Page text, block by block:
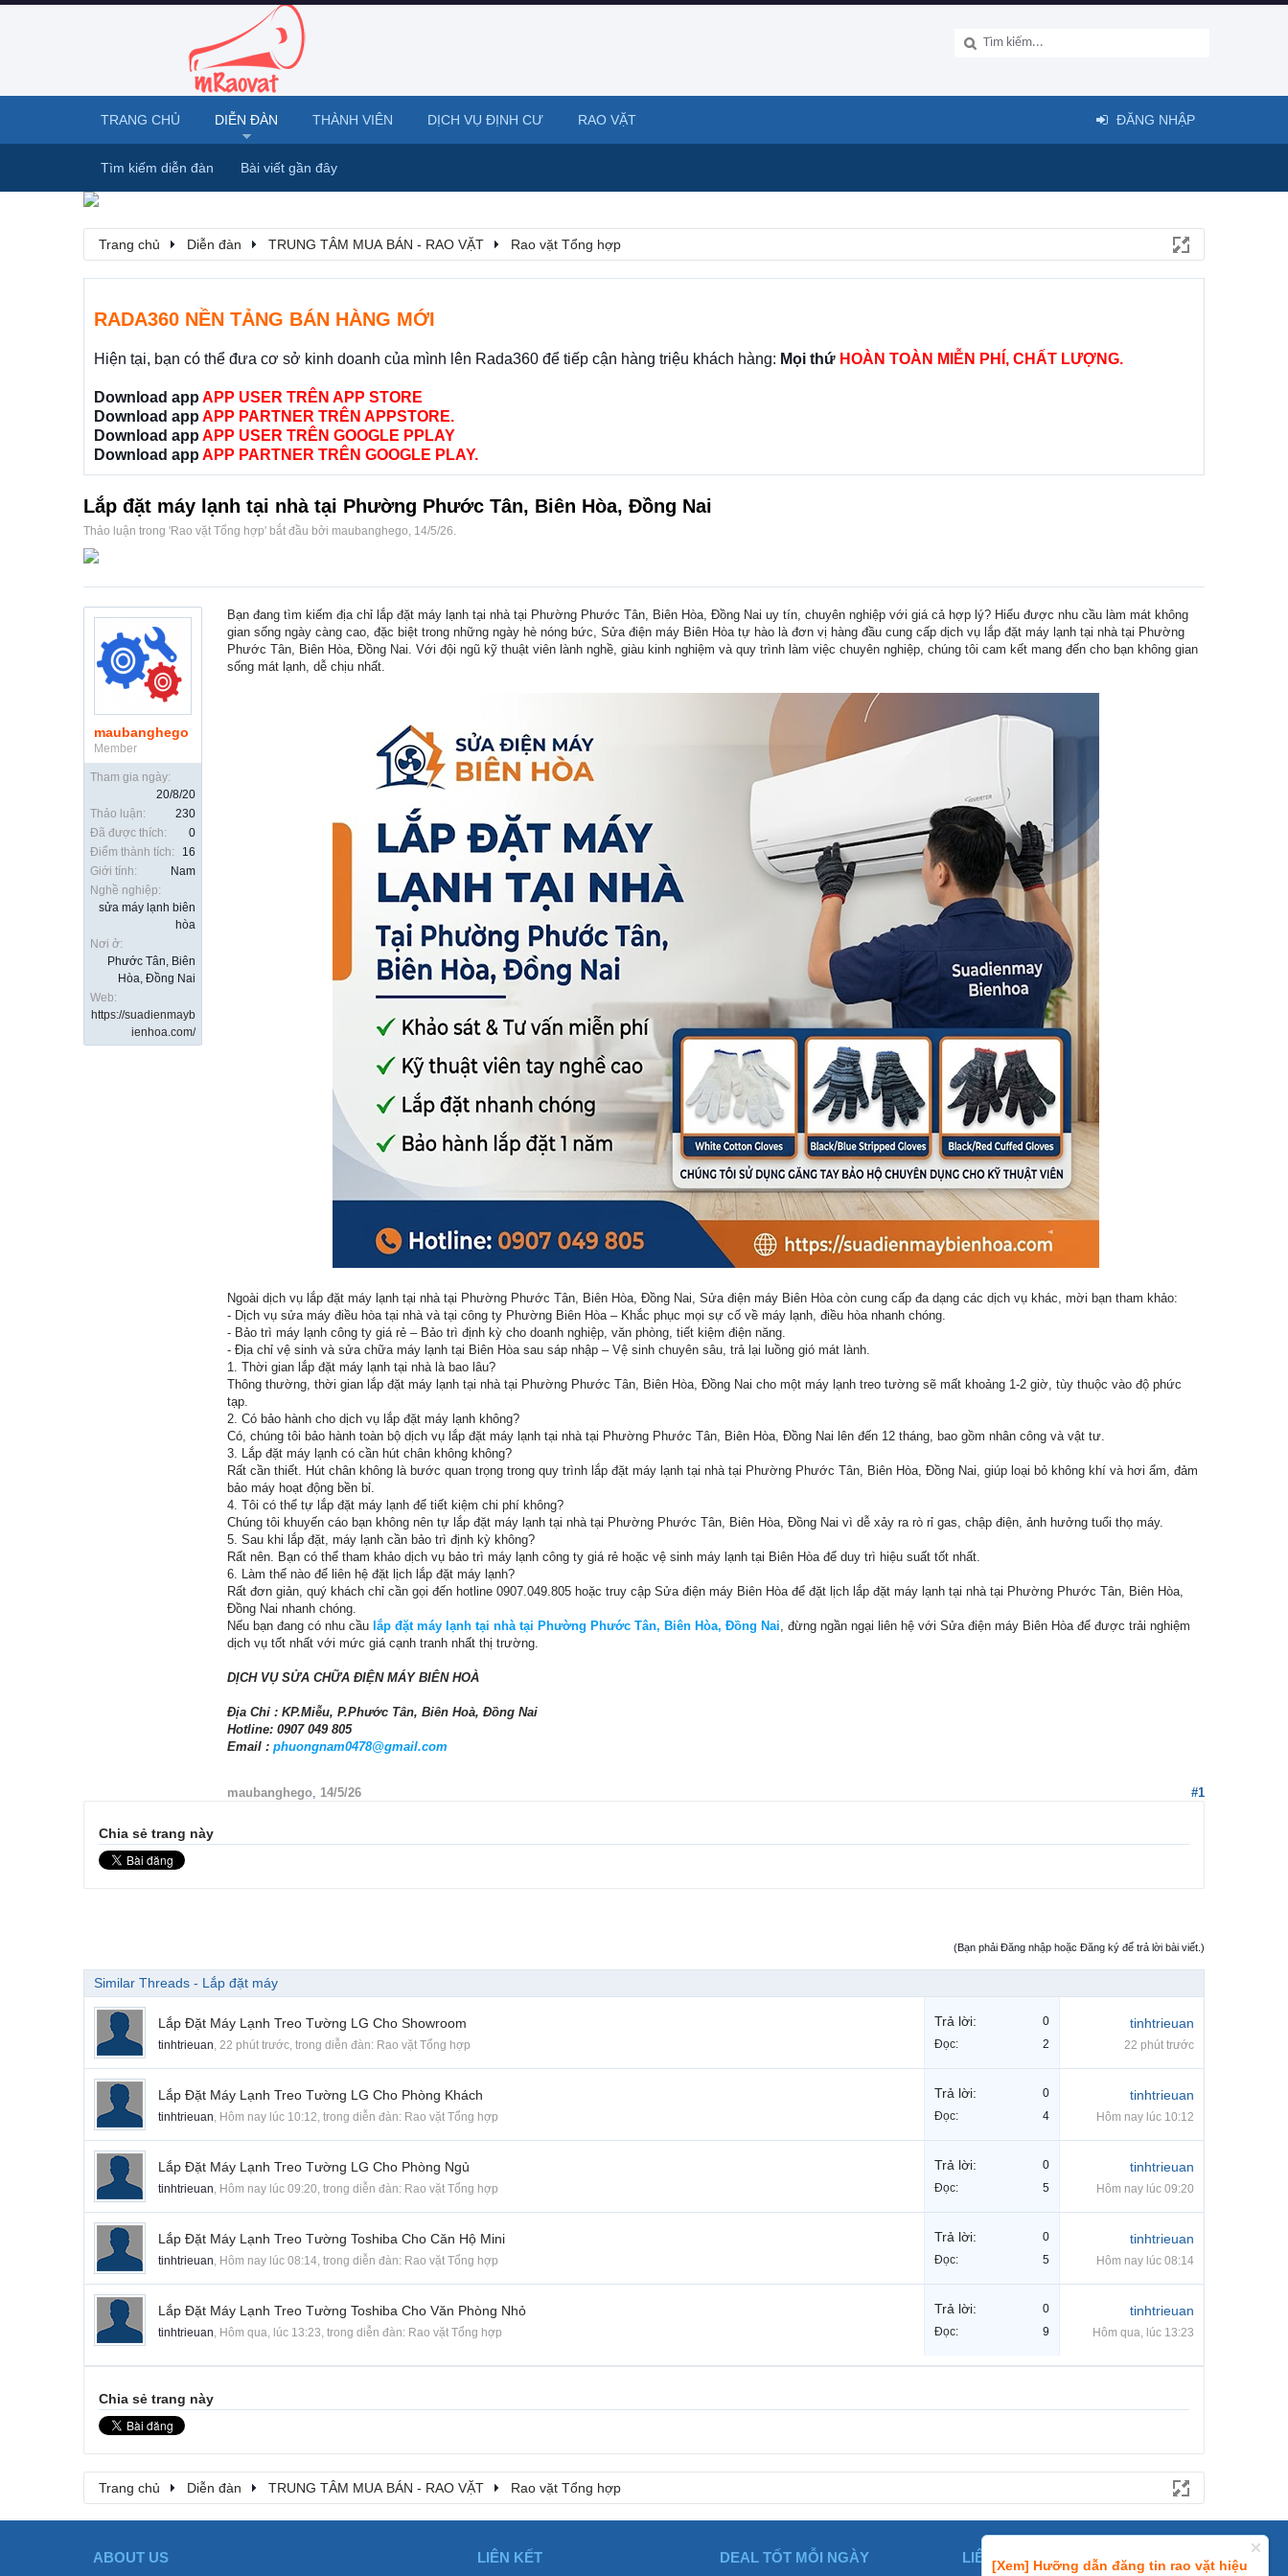
Trang chủ Diễn đàn TRUNG TÂM MUA BÁN - RAO VẶT Rao vặt Tổng hợp
RADA360 NỀN TẢNG BÁN HÀNG MỚI
Hiện tại, bạn có thể đưa cơ sở kinh doanh của mình lên Rada360 để tiếp cận hàng triệu khách hàng: Mọi thứ HOÀN TOÀN MIỄN PHÍ, CHẤT LƯỢNG.
Download app APP USER TRÊN APP STORE
Download app APP PARTNER TRÊN APPSTORE.
Download app APP USER TRÊN GOOGLE PPLAY
Download app APP PARTNER TRÊN GOOGLE PLAY.
[Xem] Hưỡng dẫn đăng tin rao vặt hiệu
Lắp đặt máy lạnh tại nhà tại Phường Phước Tân, Biên Hòa, Đồng Nai
Thảo luận trong 'Rao vặt Tổng hợp' bắt đầu bởi maubanghego, 14/5/26.
maubanghego
Member
Tham gia ngày:
20/8/20
Thảo luận:
230
Đã được thích:
0
Điểm thành tích:
16
Giới tính:
Nam
Nghề nghiệp:
sửa máy lạnh biên
hòa
Nơi ở:
Phước Tân, Biên
Hòa, Đồng Nai
Web:
https://suadienmayb
ienhoa.com/
Bạn đang tìm kiếm địa chỉ lắp đặt máy lạnh tại nhà tại Phường Phước Tân, Biên Hòa, Đồng Nai uy tín, chuyên nghiệp với giá cả hợp lý? Hiểu được nhu cầu làm mát không
gian sống ngày càng cao, đặc biệt trong những ngày hè nóng bức, Sửa điện máy Biên Hòa tự hào là đơn vị hàng đầu cung cấp dịch vụ lắp đặt máy lạnh tại nhà tại Phường
Phước Tân, Biên Hòa, Đồng Nai. Với đội ngũ kỹ thuật viên lành nghề, giàu kinh nghiệm và quy trình làm việc chuyên nghiệp, chúng tôi cam kết mang đến cho bạn không gian
sống mát lạnh, dễ chịu nhất.
Ngoài dịch vụ lắp đặt máy lạnh tại nhà tại Phường Phước Tân, Biên Hòa, Đồng Nai, Sửa điện máy Biên Hòa còn cung cấp đa dạng các dịch vụ khác, mời bạn tham khảo:
- Dịch vụ sửa máy điều hòa tại nhà và tại công ty Phường Biên Hòa – Khắc phục mọi sự cố về máy lạnh, điều hòa nhanh chóng.
- Bảo trì máy lạnh công ty giá rẻ – Bảo trì định kỳ cho doanh nghiệp, văn phòng, tiết kiệm điện năng.
- Địa chỉ vệ sinh và sửa chữa máy lạnh tại Biên Hòa sau sáp nhập – Vệ sinh chuyên sâu, trả lại luồng gió mát lành.
1. Thời gian lắp đặt máy lạnh tại nhà là bao lâu?
Thông thường, thời gian lắp đặt máy lạnh tại nhà tại Phường Phước Tân, Biên Hòa, Đồng Nai cho một máy lạnh treo tường sẽ mất khoảng 1-2 giờ, tùy thuộc vào độ phức
tạp.
2. Có bảo hành cho dịch vụ lắp đặt máy lạnh không?
Có, chúng tôi bảo hành toàn bộ dịch vụ lắp đặt máy lạnh tại nhà tại Phường Phước Tân, Biên Hòa, Đồng Nai lên đến 12 tháng, bao gồm nhân công và vật tư.
3. Lắp đặt máy lạnh có cần hút chân không không?
Rất cần thiết. Hút chân không là bước quan trọng trong quy trình lắp đặt máy lạnh tại nhà tại Phường Phước Tân, Biên Hòa, Đồng Nai, giúp loại bỏ không khí và hơi ẩm, đảm
bảo máy hoạt động bền bỉ.
4. Tôi có thể tự lắp đặt máy lạnh để tiết kiệm chi phí không?
Chúng tôi khuyến cáo bạn không nên tự lắp đặt máy lạnh tại nhà tại Phường Phước Tân, Biên Hòa, Đồng Nai vì dễ xảy ra rò rỉ gas, chập điện, ảnh hưởng tuổi thọ máy.
5. Sau khi lắp đặt, máy lạnh cần bảo trì định kỳ không?
Rất nên. Bạn có thể tham khảo dịch vụ bảo trì máy lạnh công ty giá rẻ hoặc vệ sinh máy lạnh tại Biên Hòa để duy trì hiệu suất tốt nhất.
6. Làm thế nào để liên hệ đặt lịch lắp đặt máy lạnh?
Rất đơn giản, quý khách chỉ cần gọi đến hotline 0907.049.805 hoặc truy cập Sửa điện máy Biên Hòa để đặt lịch lắp đặt máy lạnh tại nhà tại Phường Phước Tân, Biên Hòa,
Đồng Nai nhanh chóng.
Nếu bạn đang có nhu cầu lắp đặt máy lạnh tại nhà tại Phường Phước Tân, Biên Hòa, Đồng Nai, đừng ngần ngại liên hệ với Sửa điện máy Biên Hòa để được trải nghiệm
dịch vụ tốt nhất với mức giá cạnh tranh nhất thị trường.
DỊCH VỤ SỬA CHỮA ĐIỆN MÁY BIÊN HOÀ
Địa Chỉ : KP.Miễu, P.Phước Tân, Biên Hoà, Đồng Nai
Hotline: 0907 049 805
Email : phuongnam0478@gmail.com
maubanghego, 14/5/26 #1
Chia sẻ trang này
(Bạn phải Đăng nhập hoặc Đăng ký để trả lời bài viết.)
Similar Threads - Lắp đặt máy
Lắp Đặt Máy Lạnh Treo Tường LG Cho Showroom
tinhtrieuan, 22 phút trước, trong diễn đàn: Rao vặt Tổng hợp
Trả lời:
0
Đọc:
2
tinhtrieuan
22 phút trước
Lắp Đặt Máy Lạnh Treo Tường LG Cho Phòng Khách
tinhtrieuan, Hôm nay lúc 10:12, trong diễn đàn: Rao vặt Tổng hợp
Trả lời:
0
Đọc:
4
tinhtrieuan
Hôm nay lúc 10:12
Lắp Đặt Máy Lạnh Treo Tường LG Cho Phòng Ngủ
tinhtrieuan, Hôm nay lúc 09:20, trong diễn đàn: Rao vặt Tổng hợp
Trả lời:
0
Đọc:
5
tinhtrieuan
Hôm nay lúc 09:20
Lắp Đặt Máy Lạnh Treo Tường Toshiba Cho Căn Hộ Mini
tinhtrieuan, Hôm nay lúc 08:14, trong diễn đàn: Rao vặt Tổng hợp
Trả lời:
0
Đọc:
5
tinhtrieuan
Hôm nay lúc 08:14
Lắp Đặt Máy Lạnh Treo Tường Toshiba Cho Văn Phòng Nhỏ
tinhtrieuan, Hôm qua, lúc 13:23, trong diễn đàn: Rao vặt Tổng hợp
Trả lời:
0
Đọc:
9
tinhtrieuan
Hôm qua, lúc 13:23
Chia sẻ trang này
Trang chủ Diễn đàn TRUNG TÂM MUA BÁN - RAO VẶT Rao vặt Tổng hợp
TRANG CHỦ DIỄN ĐÀN
Tìm kiếm diễn đàn Bài viết gần đây
THÀNH VIÊN DỊCH VỤ ĐỊNH CƯ RAO VẶT ĐĂNG NHẬP
ABOUT US LIÊN KẾT DEAL TỐT MỖI NGÀY LIÊN HỆ